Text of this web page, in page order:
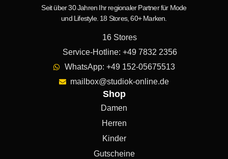
Seit über 30 Jahren Ihr regionaler Partner für Mode
und Lifestyle. 18 Stores, 60+ Marken.
16 Stores
Service-Hotline: +49 7832 2356
WhatsApp: +49 152-05675513
mailbox@studiok-online.de
Shop
Damen
Herren
Kinder
Gutscheine